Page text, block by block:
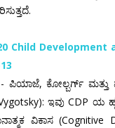
Child Development
- ಪಿಯಾಜೆ, ಕೋಲ್ಬರ್ಗ್ ಮತ್ತು
ಇವು CDP ಯ
ವಿಕಾಸ (Cognitive